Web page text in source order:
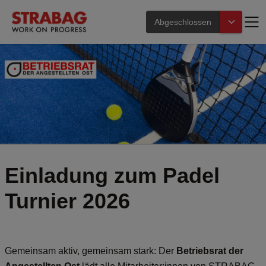
Abgeschlossen
Einladung zum Padel
Turnier 2026
Gemeinsam aktiv, gemeinsam stark: Der Betriebsrat der